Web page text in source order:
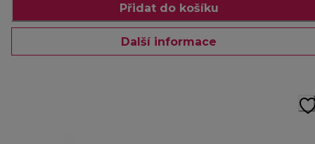
Přidat do košíku
Další informace